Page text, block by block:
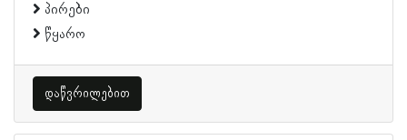
პირები
წყარო
დაწვრილებით